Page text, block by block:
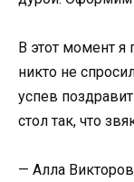
В этот момент
никто не
успев
стол так, что
— Алла